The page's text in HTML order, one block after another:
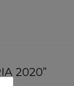
2020”